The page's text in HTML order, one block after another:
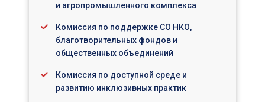
и агропромышленного комплекса
Комиссия по поддержке СО НКО,
благотворительных фондов и
общественных объединений
Комиссия по доступной среде и
развитию инклюзивных практик